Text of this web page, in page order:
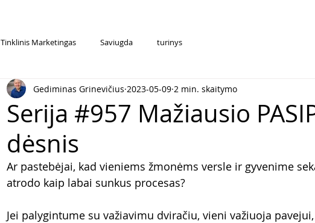
Tinklinis Marketingas Saviugda turinys
Serija #957 Mažiausio
dėsnis
Gediminas Grinevičius 2023-05-09 2 min. skaitymo
Ar pastebėjai, kad vieniems žmonėms versle ir gyvenime
atrodo kaip labai sunkus procesas?
Jei palygintume su važiavimu dviračiu, vieni važiuoja